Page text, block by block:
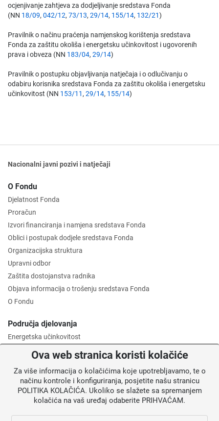
ocjenjivanje zahtjeva za dodjeljivanje sredstava Fonda
(NN 18/09, 042/12, 73/13, 29/14, 155/14, 132/21)
Pravilnik o načinu praćenja namjenskog korištenja sredstava
Fonda za zaštitu okoliša i energetsku učinkovitost i ugovorenih
prava i obveza (NN 183/04, 29/14)
Pravilnik o postupku objavljivanja natječaja i o odlučivanju o
odabiru korisnika sredstava Fonda za zaštitu okoliša i energetsku
učinkovitost (NN 153/11 , 29/14, 155/14)
Nacionalni javni pozivi i natječaji
O Fondu
Djelatnost Fonda
Proračun
Izvori financiranja i namjena sredstava Fonda
Oblici i postupak dodjele sredstava Fonda
Organizacijska struktura
Upravni odbor
Zaštita dostojanstva radnika
Objava informacija o trošenju sredstava Fonda
O Fondu
Područja djelovanja
Energetska učinkovitost
Zaštita okoliša
Posredničko tijelo razine 2
Informacije za korisnike
Ova web stranica koristi kolačiće
Za više informacija o kolačićima koje upotrebljavamo, te o
načinu kontrole i konfiguriranja, posjetite našu stranicu
POLITIKA KOLAČIĆA. Ukoliko se slažete sa spremanjem
kolačića na vaš uređaj odaberite PRIHVAĆAM.